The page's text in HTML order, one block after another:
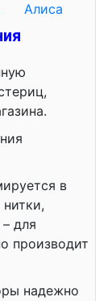
Алиса
в
для
производит
надежно